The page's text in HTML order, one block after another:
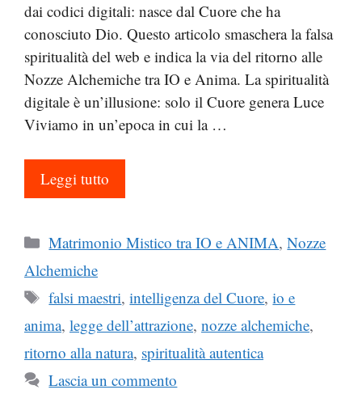
dai codici digitali: nasce dal Cuore che ha
conosciuto Dio. Questo articolo smaschera la falsa
spiritualità del web e indica la via del ritorno alle
Nozze Alchemiche tra IO e Anima. La spiritualità
digitale è un’illusione: solo il Cuore genera Luce
Viviamo in un’epoca in cui la …
Leggi tutto
Categorie
Matrimonio Mistico tra IO e ANIMA,Nozze
Alchemiche
Tag
falsi maestri,intelligenza del Cuore,io e
anima, legge dell’attrazione, nozze alchemiche,
ritorno alla natura, spiritualità autentica
Lascia un commento